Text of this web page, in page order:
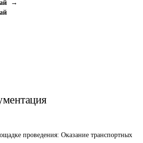
→
проведения: Оказание транспортных